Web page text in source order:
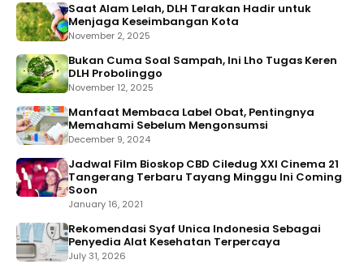
Saat Alam Lelah, DLH Tarakan Hadir untuk
Menjaga Keseimbangan Kota
November 2, 2025
Bukan Cuma Soal Sampah, Ini Lho Tugas Keren
DLH Probolinggo
November 12, 2025
Manfaat Membaca Label Obat, Pentingnya
Memahami Sebelum Mengonsumsi
December 9, 2024
Jadwal Film Bioskop CBD Ciledug XXI Cinema 21
Tangerang Terbaru Tayang Minggu Ini Coming
Soon
January 16, 2021
Rekomendasi Syaf Unica Indonesia Sebagai
Penyedia Alat Kesehatan Terpercaya
July 31, 2026